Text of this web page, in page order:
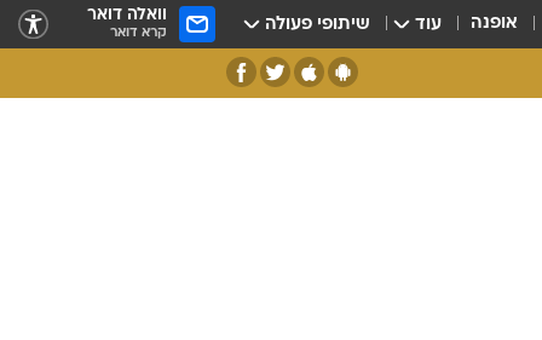
אופנה עוד שיתופי פעולה וואלה דואר
קרא דואר